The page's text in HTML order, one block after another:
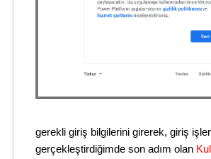
gerekli giriş bilgilerini girerek, giriş
gerçekleştirdiğimde son adım olan